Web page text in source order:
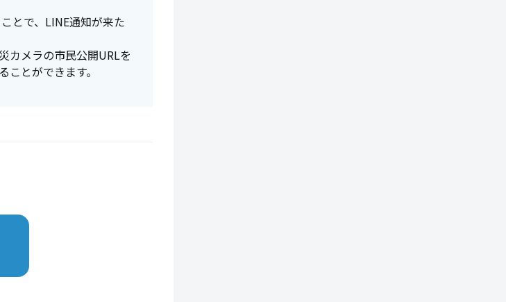
とで、LINE通知が来た
カメラの市民公開URLを
とができます。